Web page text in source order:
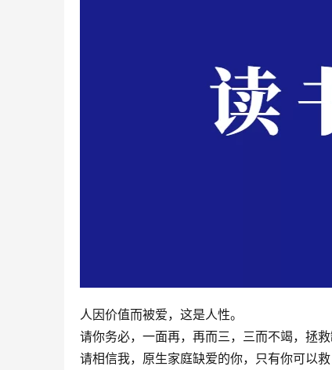
人因价值而被爱，这是人性。
请你务必，一面再，再而三，三而不竭，拯救
请相信我，原生家庭缺爱的你，只有你可以救